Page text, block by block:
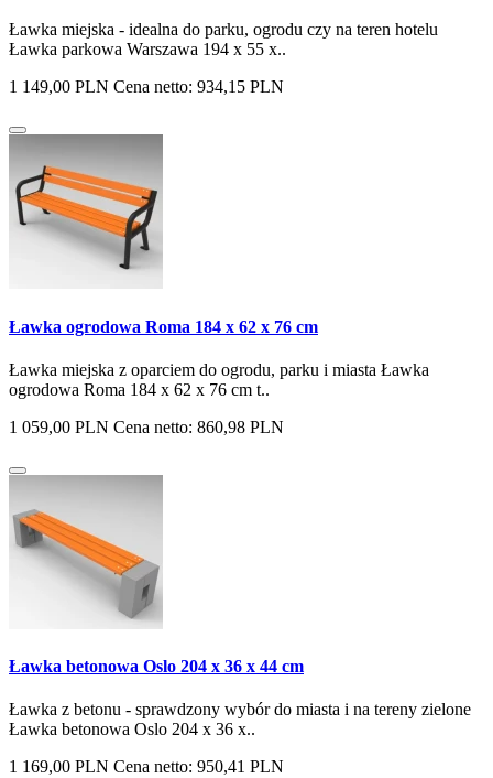
Ławka miejska - idealna do parku, ogrodu czy na teren hotelu
Ławka parkowa Warszawa 194 x 55 x..
1 149,00 PLN Cena netto: 934,15 PLN
Ławka ogrodowa Roma 184 x 62 x 76 cm
Ławka miejska z oparciem do ogrodu, parku i miasta Ławka
ogrodowa Roma 184 x 62 x 76 cm t..
1 059,00 PLN Cena netto: 860,98 PLN
Ławka betonowa Oslo 204 x 36 x 44 cm
Ławka z betonu - sprawdzony wybór do miasta i na tereny zielone
Ławka betonowa Oslo 204 x 36 x..
1 169,00 PLN Cena netto: 950,41 PLN